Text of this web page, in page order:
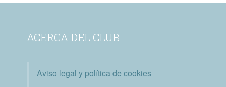
ACERCA DEL CLUB
Aviso legal y política de cookies